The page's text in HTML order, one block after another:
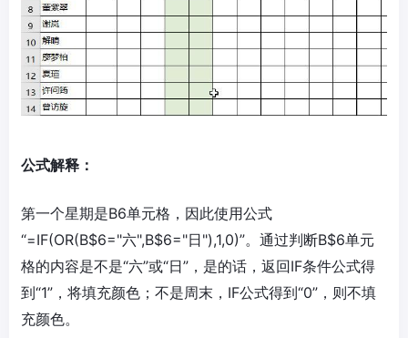
公式解释：
第一个星期是B6单元格，因此使用公式
“=IF(OR(B$6="六",B$6="日"),1,0)”。通过判断B$6单元
格的内容是不是“六”或“日”，是的话，返回IF条件公式得
到“1”，将填充颜色；不是周末，IF公式得到“0”，则不填
充颜色。